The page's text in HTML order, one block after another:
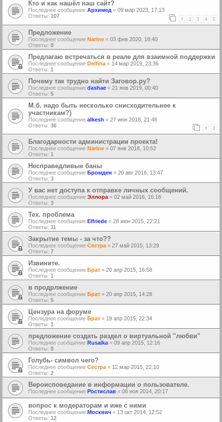
Кто и как нашёл наш сайт?
Последнее сообщение Архимед « 09 мар 2023, 17:13
Ответы: 107 1 2 3 4 5
Предложение
Последнее сообщение Narine « 03 фев 2020, 18:40
Ответы: 8
Предлагаю встречаться в реале для взаимной поддержки
Последнее сообщение Delfina « 14 мар 2019, 23:36
Ответы: 1
Почему так трудно найти Заговор.ру?
Последнее сообщение dashae « 21 янв 2019, 00:40
Ответы: 5
М.б. надо быть несколько снисходительнее к
участникам?)
Последнее сообщение alkesh « 27 июн 2018, 21:48
Ответы: 36 1 2
Благодарности администрации проекта!
Последнее сообщение Narine « 07 янв 2018, 10:52
Ответы: 1
Несправедливые баны
Последнее сообщение Бромден « 20 авг 2016, 13:47
Ответы: 3
У вас нет доступа к отправке личных сообщений.
Последнее сообщение Эллора « 02 май 2016, 16:18
Ответы: 3
Тех. проблема
Последнее сообщение Elfriede « 28 июн 2015, 22:21
Ответы: 11
Закрытие темы - за что??
Последнее сообщение Сестра « 27 май 2015, 13:29
Ответы: 7
Извините.
Последнее сообщение Брат « 20 апр 2015, 16:58
Ответы: 1
в продрлжение
Последнее сообщение Брат « 20 апр 2015, 14:28
Ответы: 5
Цензура на форуме
Последнее сообщение Брат « 19 апр 2015, 22:34
Ответы: 1
предложение создать раздел о виртуальной "любви"
Последнее сообщение Rusalka « 09 апр 2015, 12:16
Ответы: 8
Голубь- символ чего?
Последнее сообщение Сестра « 12 мар 2015, 22:10
Ответы: 2
Вероисповедание в информации о пользователе.
Последнее сообщение Ростислав « 08 ноя 2014, 20:17
вопрос к модераторам и иже с ними
Последнее сообщение Москвич « 13 окт 2014, 12:52
Ответы: 12